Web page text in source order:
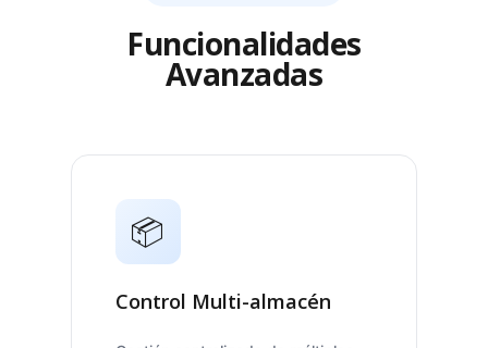
Funcionalidades
Avanzadas
📦
Control Multi-almacén